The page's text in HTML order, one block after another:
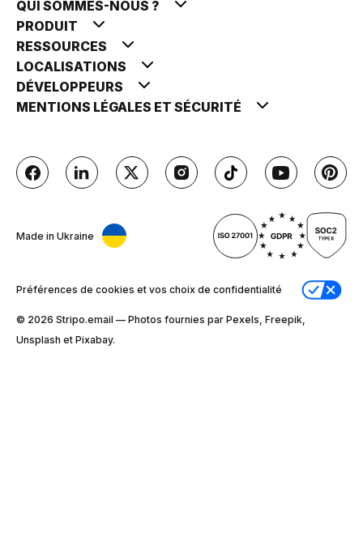
QUI SOMMES-NOUS ?
PRODUIT
RESSOURCES
LOCALISATIONS
DÉVELOPPEURS
MENTIONS LÉGALES ET SÉCURITÉ
Made in Ukraine
Préférences de cookies et vos choix de confidentialité
© 2026 Stripо.email — Photos fournies par Pexels, Freepik,
Unsplash et Pixabay.